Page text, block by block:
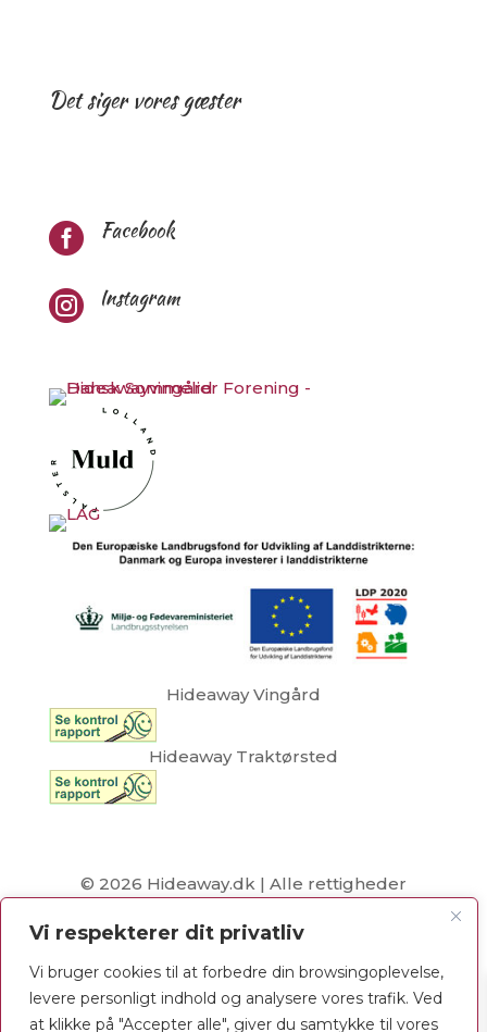
Vi respekterer dit privatliv
Vi bruger cookies til at forbedre din browsingoplevelse,
levere personligt indhold og analysere vores trafik. Ved
at klikke på "Accepter alle", giver du samtykke til vores
Det siger vores gæster
 Facebook
 Instagram
Hideaway Vingård
Hideaway Traktørsted
© 2026 Hideaway.dk | Alle rettigheder
CBGdesign.dk